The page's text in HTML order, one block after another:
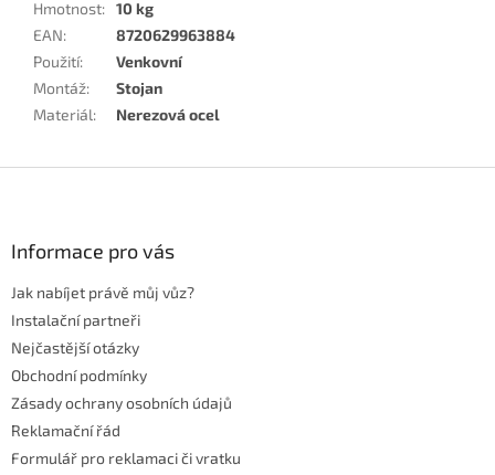
Hmotnost: 10 kg
EAN:
8720629963884
Použití:
Venkovní
Montáž:
Stojan
Materiál: Nerezová ocel
Informace pro vás
Jak nabíjet právě můj vůz?
Instalační partneři
Nejčastější otázky
Obchodní podmínky
Zásady ochrany osobních údajů
Reklamační řád
Formulář pro reklamaci či vratku